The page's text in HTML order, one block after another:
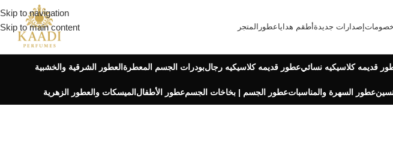
Skip to navigation
Skip to main content
المتجر عطورأطقم هدايا إصدارات جديدة
العطور الشرقية والخشبيةبودرات الجسم المعطرةعطور قديمه كلاسيكيه رجالقديمه كلاسيكيه نسائي
الميسكات والعطور الزهريةعطور الأطفالعطور الجسم | بخاخات الجسمعطور السهرة والمناسبات